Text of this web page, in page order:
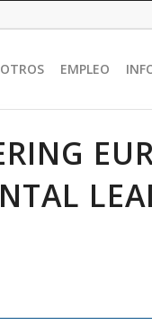
EMPLEO